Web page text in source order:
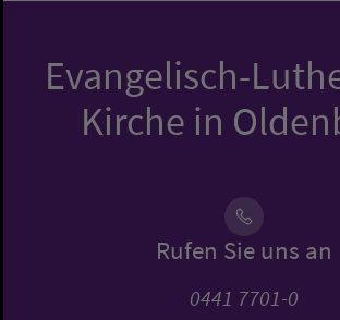
Evangelisch-
Kirche in
Rufen Sie uns an
0441 7701-0